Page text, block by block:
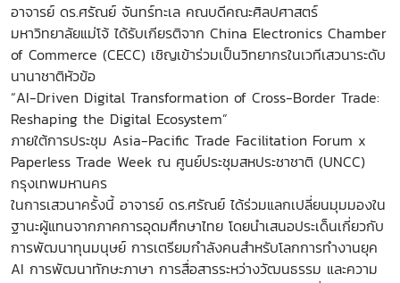
อาจารย์ ดร.ศรัณย์ จันทร์ทะเล คณบดีคณะศิลปศาสตร์
มหาวิทยาลัยแม่โจ้ ได้รับเกียรติจาก China Electronics Chamber
of Commerce (CECC) เชิญเข้าร่วมเป็นวิทยากรในเวทีเสวนาระดับ
นานาชาติหัวข้อ
“AI-Driven Digital Transformation of Cross-Border Trade:
Reshaping the Digital Ecosystem”
ภายใต้การประชุม Asia-Pacific Trade Facilitation Forum x
Paperless Trade Week ณ ศูนย์ประชุมสหประชาชาติ (UNCC)
กรุงเทพมหานคร
ในการเสวนาครั้งนี้ อาจารย์ ดร.ศรัณย์ ได้ร่วมแลกเปลี่ยนมุมมองใน
ฐานะผู้แทนจากภาคการอุดมศึกษาไทย โดยนำเสนอประเด็นเกี่ยวกับ
การพัฒนาทุนมนุษย์ การเตรียมกำลังคนสำหรับโลกการทำงานยุค
AI การพัฒนาทักษะภาษา การสื่อสารระหว่างวัฒนธรรม และความ